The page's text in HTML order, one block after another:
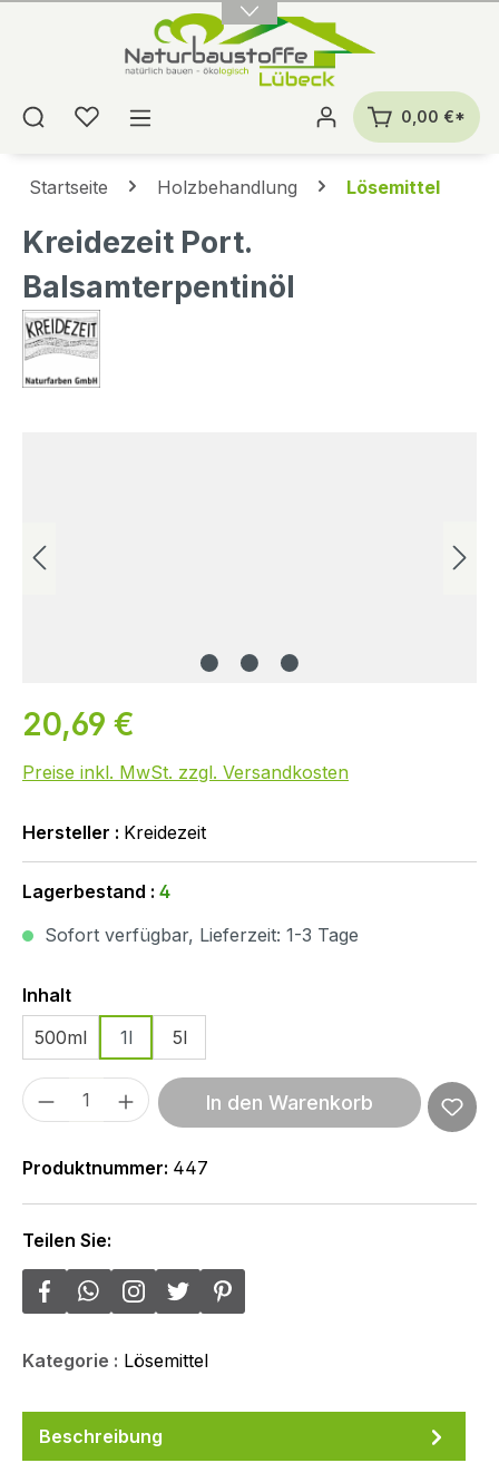
0,00 €*
Startseite Holzbehandlung Lösemittel
Kreidezeit Port.
Balsamterpentinöl
20,69 €
Preise inkl. MwSt. zzgl. Versandkosten
Hersteller : Kreidezeit
Lagerbestand : 4
Sofort verfügbar, Lieferzeit: 1-3 Tage
InhaltAuswählen
500ml
1l 5l
Produkt Anzahl: Gib den gewünschten
In den Warenkorb
Produktnummer: 447
Teilen Sie:
Kategorie : Lösemittel
Beschreibung